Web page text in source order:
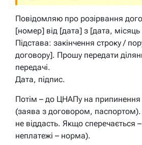
Повідомляю про розірвання
[номер] від [дата] з [дата,
Підстава: закінчення строку /
договору]. Прошу передати
передачі.
Дата, підпис.
Потім – до ЦНАПу на припинення
(заява з договором,
не віддасть. Якщо сперечається
неплатежі – норма).